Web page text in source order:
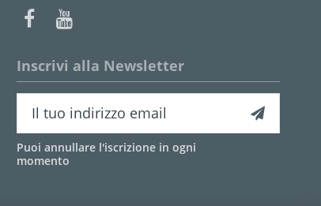
Inscrivi alla Newsletter
Puoi annullare l'iscrizione in ogni
momento